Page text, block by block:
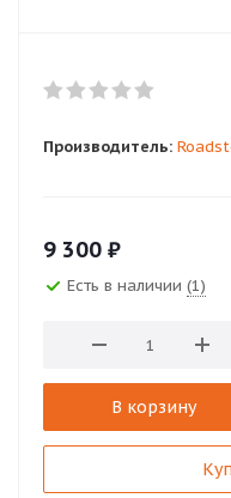
Производитель:
9 300 ₽
Есть в наличии (1)
В корзину